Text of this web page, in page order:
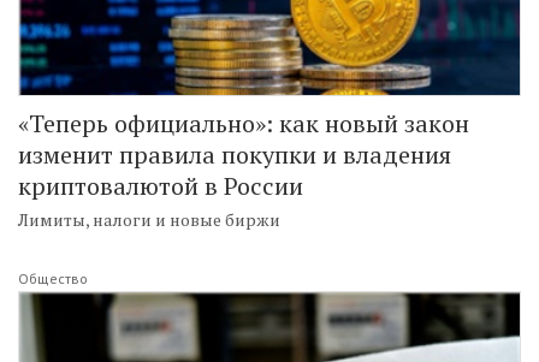
«Теперь официально»: как новый закон
изменит правила покупки и владения
криптовалютой в России
Лимиты, налоги и новые биржи
Общество